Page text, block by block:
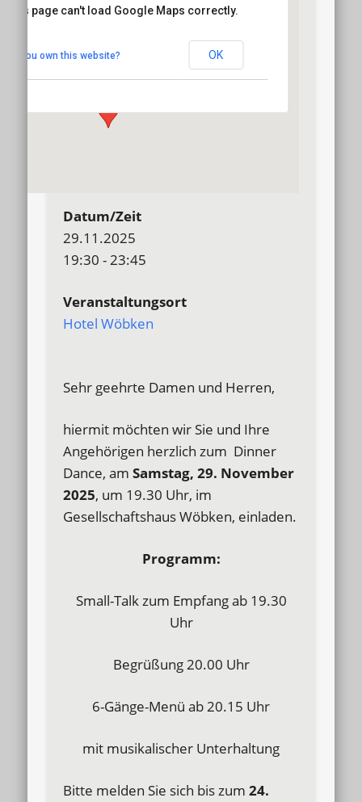
Hundsmühler Str. 255 - Oldenburg
This page can't load Google Maps correctly.
Do you own this website? OK
Datum/Zeit
29.11.2025
19:30 - 23:45
Veranstaltungsort
Hotel Wöbken
Sehr geehrte Damen und Herren,
hiermit möchten wir Sie und Ihre
Angehörigen herzlich zum Dinner
Dance, amSamstag, 29. November
2025, um 19.30 Uhr, im
Gesellschaftshaus Wöbken, einladen.
Programm:
Small-Talk zum Empfang ab 19.30
Uhr
Begrüßung 20.00 Uhr
6-Gänge-Menü ab 20.15 Uhr
mit musikalischer Unterhaltung
Bitte melden Sie sich bis zum24.